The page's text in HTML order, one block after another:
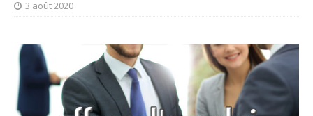
3 août 2020